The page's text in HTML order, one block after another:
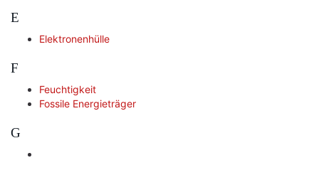
E
Elektronenhülle
F
Feuchtigkeit
Fossile Energieträger
G